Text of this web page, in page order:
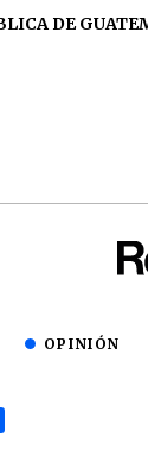
DE
OPINIÓN